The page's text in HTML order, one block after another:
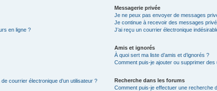
en ligne ?
courrier électronique d’un utilisateur ?
Messagerie privée
Je ne peux pas envoyer de messages
Je continue à recevoir des messages
J’ai reçu un courrier électronique
Amis et ignorés
À quoi sert ma liste d’amis et d’ignorés ?
Comment puis-je ajouter ou supprimer des
Recherche dans les forums
Comment puis-je effectuer une recherche